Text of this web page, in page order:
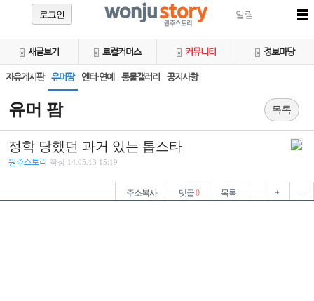
로그인 알림
새글보기 로컬커머스 커뮤니티 정보마당
자유게시판 유머팜 엔터·연예 동물갤러리 공지사항
유머 팜 목록
정학 당했던 과거 있는 톱스타
원주스토리 작성 14.05.13 15:19
주소복사 댓글0 목록 + -